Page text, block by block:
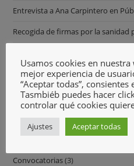
Entrevista a Ana Carpintero en
Recogida de firmas por la sanidad
Agresión concejal
Comunicados (3)
Contracorriente(1)
Convocatorias(3)
Usamos cookies en
mejor experiencia de
“Aceptar todas”,
Tasmbiéb puedes hacer
controlar qué cookies
Ajustes Aceptar todas